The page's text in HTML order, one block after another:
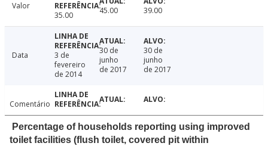
Valor
35.00
45.00 39.00
Data
3 de
fevereiro
de 2014
30 de
junho
de 2017
30 de
junho
de 2017
Comentário
Percentage of households reporting using improved
toilet facilities (flush toilet, covered pit within